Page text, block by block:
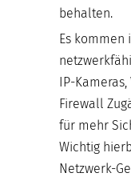
behalten.
Es
IP-
Firewall
für mehr
Wichtig
Netzwerk-